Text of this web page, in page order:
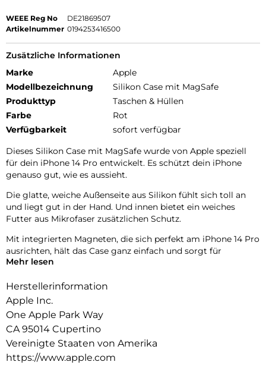
WEEE Reg No
DE21869507
Artikelnummer 0194253416500
Zusätzliche Informationen
Marke
Apple
Modellbezeichnung
Silikon Case mit MagSafe
Produkttyp
Taschen & Hüllen
Farbe
Rot
Verfügbarkeit
sofort verfügbar
Dieses Silikon Case mit MagSafe wurde von Apple speziell
für dein iPhone 14 Pro entwickelt. Es schützt dein iPhone
genauso gut, wie es aussieht.
Die glatte, weiche Außenseite aus Silikon fühlt sich toll an
und liegt gut in der Hand. Und innen bietet ein weiches
Futter aus Mikrofaser zusätzlichen Schutz.
Mit integrierten Magneten, die sich perfekt am iPhone 14 Pro
ausrichten, hält das Case ganz einfach und sorgt für
schnelleres kabel­loses Laden. Lass dein iPhone beim Laden
leg es auf dein Qi zertifiziertes Ladegerät.
Wie jedes von Apple entwickelte Case durchläuft es im Laufe
des Design‑ und Fertigungs­prozesses Tausende von
Teststunden. Deshalb sieht es nicht nur großartig aus,
sondern ist auch dafür gemacht, dein iPhone vor Kratzern
und bei Stürzen zu schützen.
Mehr lesen
Herstellerinformation
Apple Inc.
One Apple Park Way
CA 95014 Cupertino
Vereinigte Staaten von Amerika
https://www.apple.com